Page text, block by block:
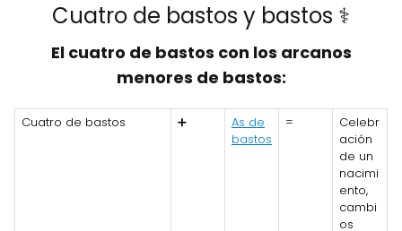
Cuatro de bastos y bastos ⚕️
El cuatro de bastos con los arcanos
menores de bastos:
Cuatro de bastos ➕
As de
bastos
=
Celebr
ación
de un
nacimi
ento,
cambi
os